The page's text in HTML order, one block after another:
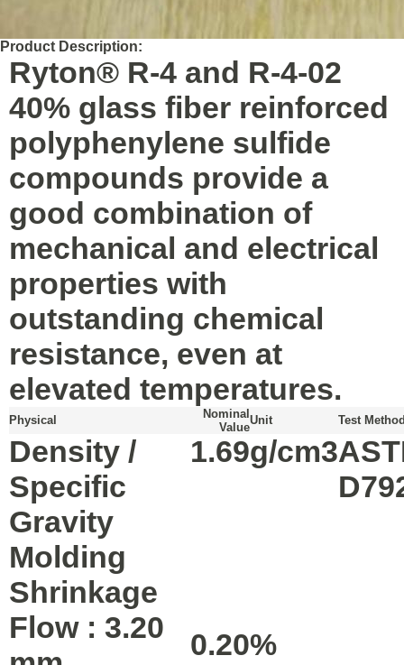
Product Description:
Ryton® R-4 and R-4-02
40% glass fiber reinforced
polyphenylene sulfide
compounds provide a
good combination of
mechanical and electrical
properties with
outstanding chemical
resistance, even at
elevated temperatures.
Physical
Nominal
Value
Unit Test
Density /
Specific
Gravity
1.69g/cm3
Molding
Shrinkage
Flow : 3.20
0.20%